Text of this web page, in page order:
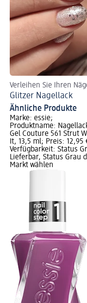
Verleihen Sie Ihren
Glitzer Nagellack
Ähnliche Produkte
Marke: essie;
Produktname:
Gel Couture 561 Strut
It, 13,5 ml; Preis: 12,95
Verfügbarkeit: Status
Lieferbar, Status Grau
Markt wählen